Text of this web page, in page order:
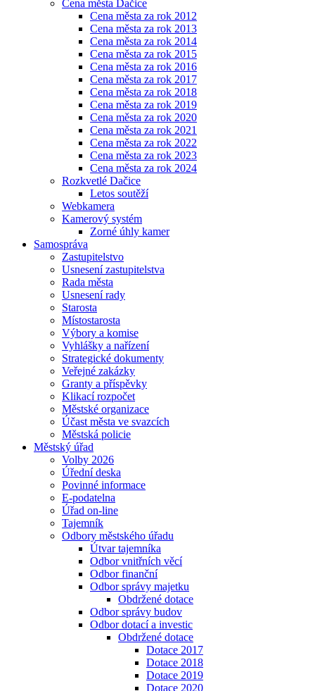
Cena města Dačice
Cena města za rok 2012
Cena města za rok 2013
Cena města za rok 2014
Cena města za rok 2015
Cena města za rok 2016
Cena města za rok 2017
Cena města za rok 2018
Cena města za rok 2019
Cena města za rok 2020
Cena města za rok 2021
Cena města za rok 2022
Cena města za rok 2023
Cena města za rok 2024
Rozkvetlé Dačice
Letos soutěží
Webkamera
Kamerový systém
Zorné úhly kamer
Samospráva
Zastupitelstvo
Usnesení zastupitelstva
Rada města
Usnesení rady
Starosta
Místostarosta
Výbory a komise
Vyhlášky a nařízení
Strategické dokumenty
Veřejné zakázky
Granty a příspěvky
Klikací rozpočet
Městské organizace
Účast města ve svazcích
Městská policie
Městský úřad
Volby 2026
Úřední deska
Povinné informace
E-podatelna
Úřad on-line
Tajemník
Odbory městského úřadu
Útvar tajemníka
Odbor vnitřních věcí
Odbor finanční
Odbor správy majetku
Obdržené dotace
Odbor správy budov
Odbor dotací a investic
Obdržené dotace
Dotace 2017
Dotace 2018
Dotace 2019
Dotace 2020